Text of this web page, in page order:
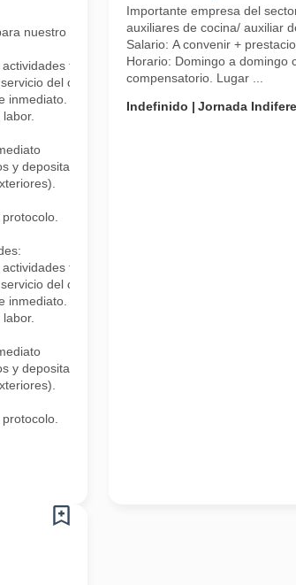
nuestro equipo de trabajo. Serán los
teniendo en cuenta el protocolo de
del cargo en instalaciones exteriores e
inmediato.
y depositarlas en el sitio asignado.
teniendo en cuenta el protocolo de
del cargo en instalaciones exteriores e
inmediato.
y depositarlas en el sitio asignado.
Importante empresa del
auxiliares de cocina/ auxiliar
Salario: A convenir +
Horario: Domingo a domingo
compensatorio. Lugar ...
Indefinido
Jornada